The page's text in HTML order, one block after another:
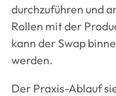
durchzuführen und
Rollen mit der
kann der Swap
werden.
Der Praxis-Ablauf